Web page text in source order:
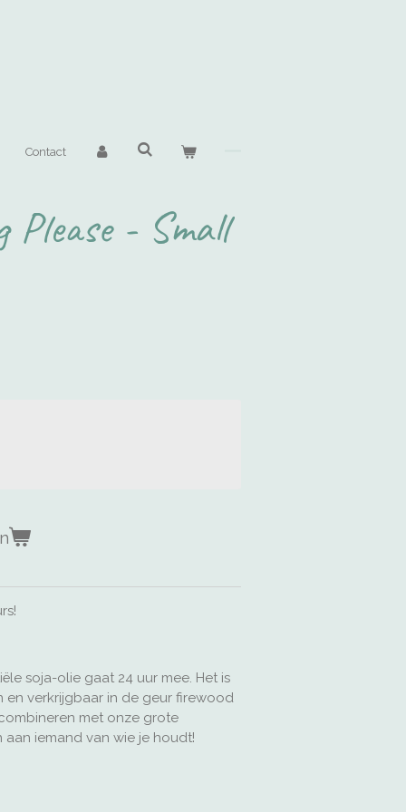
Contact
Please - Small
soja-olie gaat 24 uur mee. Het is
en verkrijgbaar in de geur firewood
met onze grote
iemand van wie je houdt!